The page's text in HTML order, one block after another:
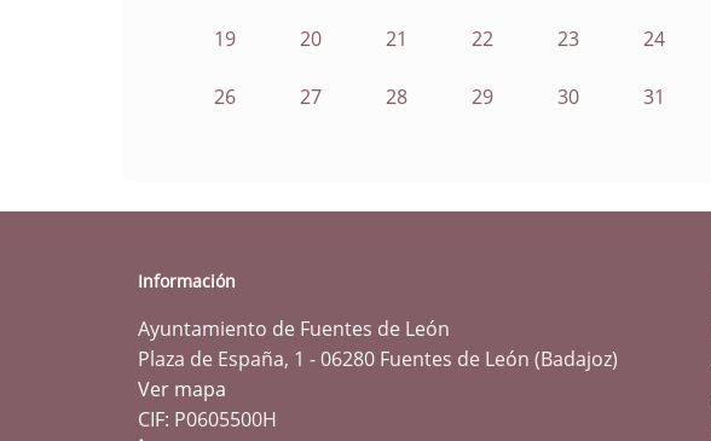
19 20 21 22 23 24
26 27 28 29 30 31
Información
Ayuntamiento de Fuentes de León
Plaza de España, 1 - 06280 Fuentes de León (Badajoz)
Ver mapa
CIF: P0605500H